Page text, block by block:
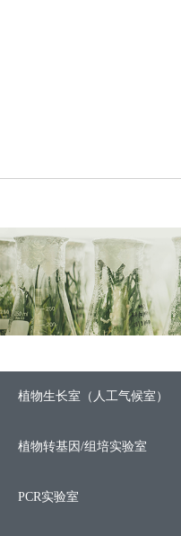
植物生长室（人工气候室）
植物转基因/组培实验室
PCR实验室